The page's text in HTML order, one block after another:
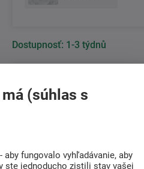
Dostupnosť: 1-3 týdnů
988 €
804 € bez DPH
(súhlas s
fungovalo vyhľadávanie, aby
ste jednoducho zistili stav vašej